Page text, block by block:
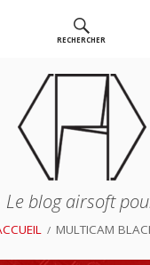
RECHERCHER
Le blog airsoft
MULTICAM